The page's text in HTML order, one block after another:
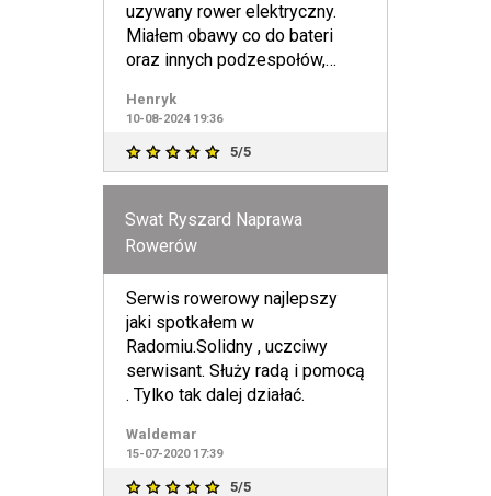
uzywany rower elektryczny.
Miałem obawy co do bateri
oraz innych podzespołów,
Henryk
10-08-2024 19:36
5/5
Swat Ryszard Naprawa
Rowerów
Serwis rowerowy najlepszy
jaki spotkałem w
Radomiu.Solidny , uczciwy
serwisant. Służy radą i pomocą
. Tylko tak dalej działać.
Waldemar
15-07-2020 17:39
5/5